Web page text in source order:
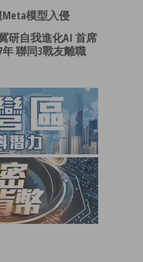
模型入侵
研自我進化AI 首席
聯同3戰友離職